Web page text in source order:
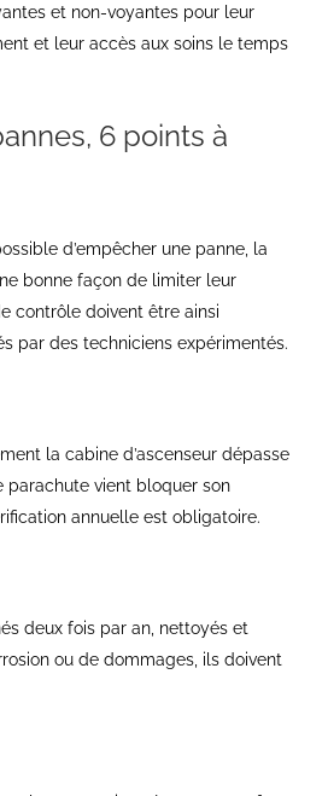
et non-voyantes pour leur
et leur accès aux soins le temps
6 points à
d’empêcher une panne, la
bonne façon de limiter leur
contrôle doivent être ainsi
par des techniciens expérimentés.
la cabine d’ascenseur dépasse
parachute vient bloquer son
annuelle est obligatoire.
deux fois par an, nettoyés et
ou de dommages, ils doivent